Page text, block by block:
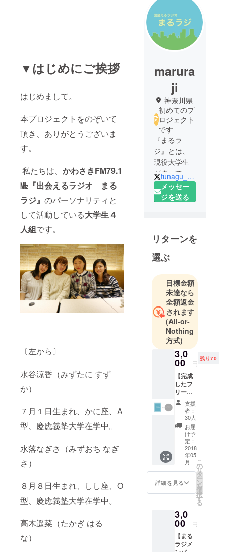
▼はじめにご挨拶
はじめまして。
本プロジェクトをのぞいて
頂き、ありがとうございま
す。
私たちは、 かわさきFM79.1
㎒『出会えるラジオ まる
ラジ』 のパーソナリティと
して活動している大学生４
人組です。
〔左から〕
水谷涼香（みずたに すず
か）
７月１日生まれ、かに座、A
型、慶應義塾大学在学中。
水落なぎさ（みずおち なぎ
さ）
８月８日生まれ、しし座、O
型、慶應義塾大学在学中。
高木遥菜（たかぎ はる
な）
marura
ji
神奈川県
初めてのプ
ロジェクト
です
『まるラ
ジ』とは、
現役大学生
がすべてを
企画・運営
する"聴衆参
FM(79.1MHz
)で、毎週木
曜日18:30か
ら生放送し
ています！
2017年4月活
動開始。
tunagu_maruraji
メッセー
ジを送る
リターンを
選ぶ
目標金額
未達なら
全額返金
されます
(All-or-
Nothing
方式)
3,0
00 円
残り70
【完成
したフ
リー
ペー
パー＆
まるラ
ジオリ
ジナル
ステッ
カー】
完成し
た『ま
るラジ
おとな
図鑑』
と「出
ラジ
オ ま
るラ
ジ」番
組オリ
支援
者：
30人
お届
け予
定：
2018
年05
月
詳細を見る
こ
の
リ
タ
ー
ン
を
選
択
す
る
3,0
00 円
【まる
ラジメ